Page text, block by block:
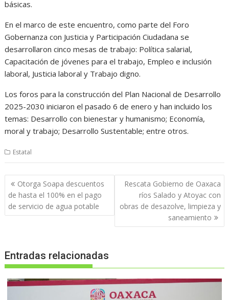
básicas.
En el marco de este encuentro, como parte del Foro
Gobernanza con Justicia y Participación Ciudadana se
desarrollaron cinco mesas de trabajo: Política salarial,
Capacitación de jóvenes para el trabajo, Empleo e inclusión
laboral, Justicia laboral y Trabajo digno.
Los foros para la construcción del Plan Nacional de Desarrollo
2025-2030 iniciaron el pasado 6 de enero y han incluido los
temas: Desarrollo con bienestar y humanismo; Economía,
moral y trabajo; Desarrollo Sustentable; entre otros.
Estatal
Navegación
de
entradas
Otorga Soapa descuentos
de hasta el 100% en el pago
de servicio de agua potable
Rescata Gobierno de Oaxaca
ríos Salado y Atoyac con
obras de desazolve, limpieza y
saneamiento
Entradas relacionadas